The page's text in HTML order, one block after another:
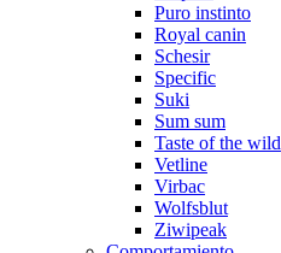
Puro instinto
Royal canin
Schesir
Specific
Suki
Sum sum
Taste of the wild
Vetline
Virbac
Wolfsblut
Ziwipeak